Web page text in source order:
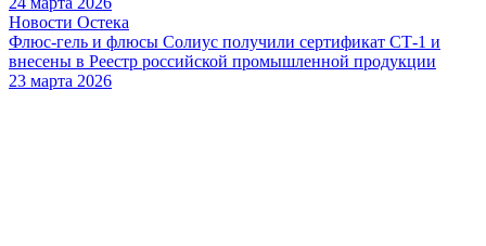
Новости Остека
Флюс-гель и флюсы Солиус получили сертификат СТ-1 и
внесены в Реестр российской промышленной продукции
23 марта 2026